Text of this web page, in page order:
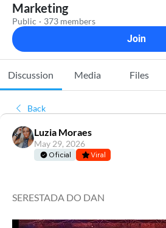
Marketing
Public · 373 members
Join
Discussion Media Files
Back
Luzia Moraes
May 29, 2026
Oficial Viral
SERESTADA DO DAN